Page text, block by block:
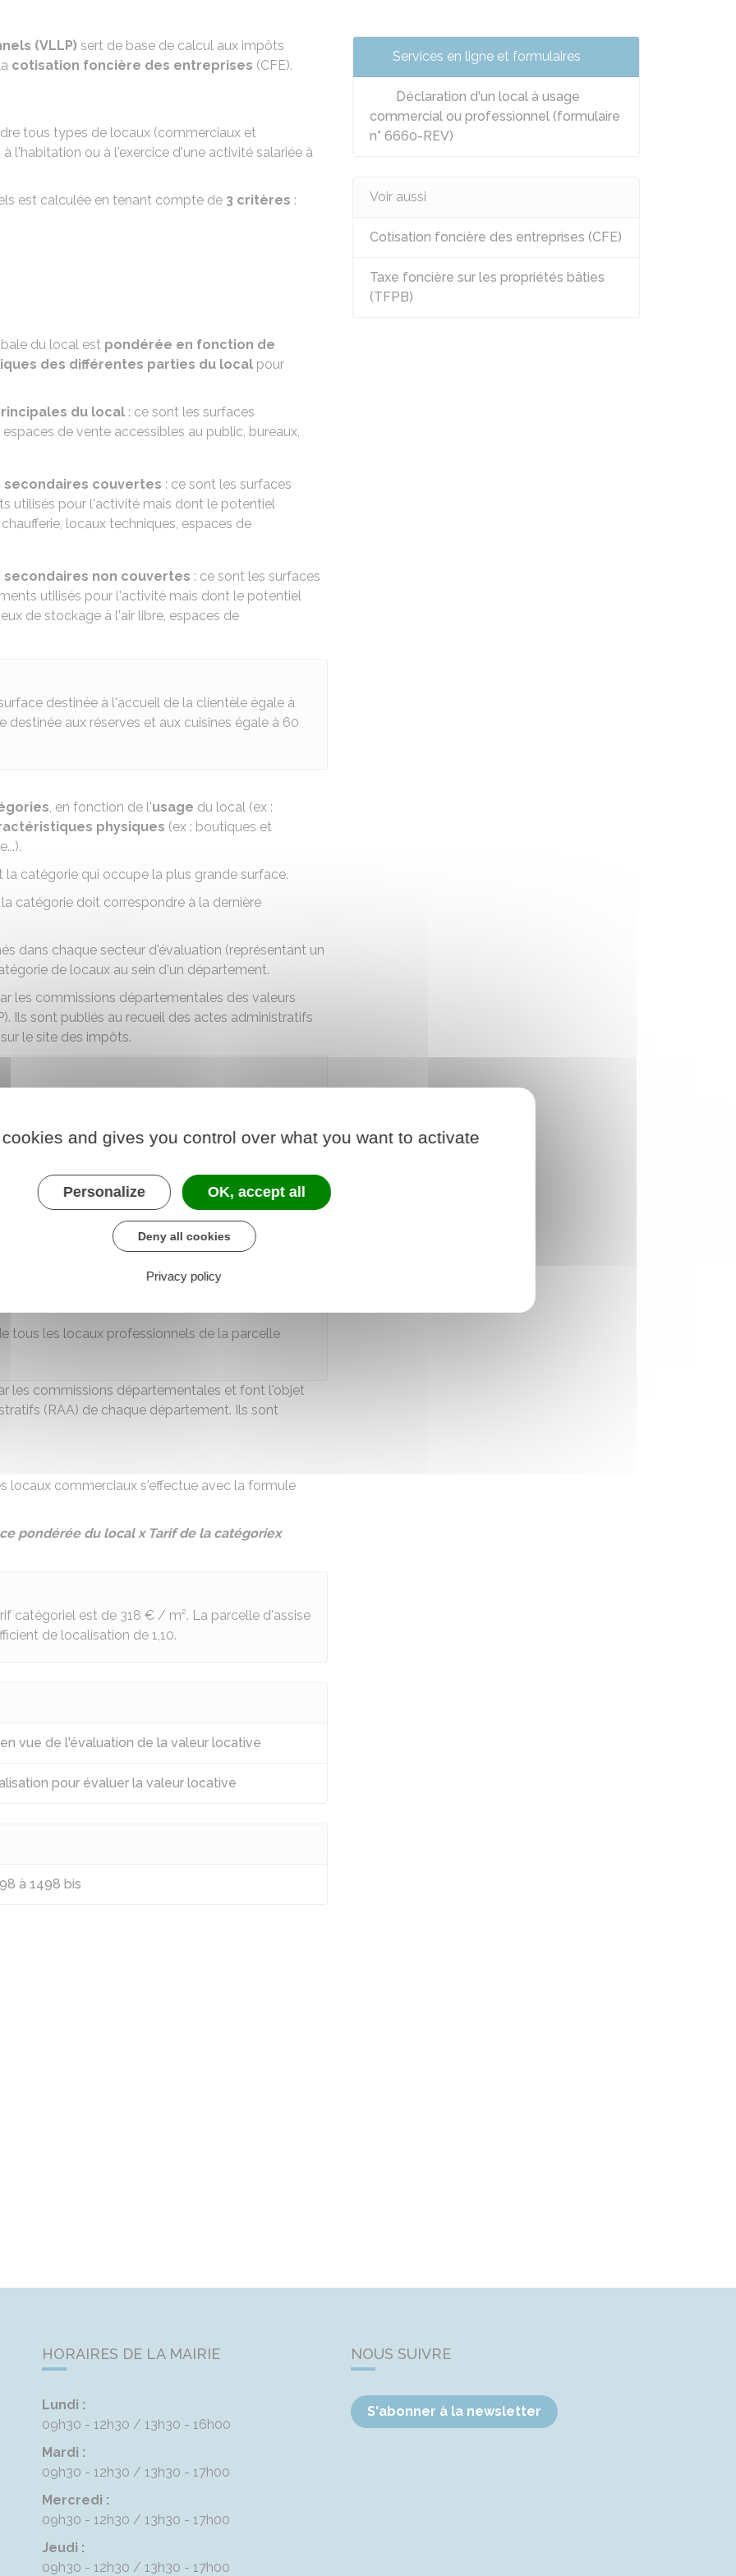
(VLLP) sert de base de calcul aux impôts
cotisation foncière des entreprises (CFE).
tous types de locaux (commerciaux et
l'habitation ou à l'exercice d'une activité salariée à
est calculée en tenant compte de 3 critères :
du local est pondérée en fonction de
des différentes parties du local pour
du local : ce sont les surfaces
de vente accessibles au public, bureaux,
secondaires couvertes : ce sont les surfaces
utilisés pour l'activité mais dont le potentiel
locaux techniques, espaces de
secondaires non couvertes : ce sont les surfaces
utilisés pour l'activité mais dont le potentiel
de stockage à l'air libre, espaces de
destinée à l'accueil de la clientèle égale à
destinée aux réserves et aux cuisines égale à 60
, en fonction de l'usage du local (ex :
physiques (ex : boutiques et
catégorie qui occupe la plus grande surface.
la catégorie doit correspondre à la dernière
dans chaque secteur d'évaluation (représentant un
de locaux au sein d'un département.
les commissions départementales des valeurs
Ils sont publiés au recueil des actes administratifs
le site des impôts.
la valeur locative (ex : changement de
être communiquée à l'administration fiscale,
REV.
compte de la situation géographiquedu local
baisse.
valeurs
comprises entre 0.70 et 1.30
de chacun des locaux professionnels.
tous les locaux professionnels de la parcelle
les commissions départementales et font l'objet
(RAA) de chaque département. Ils sont
locaux commerciaux s'effectue avec la formule
pondérée du local x Tarif de la catégoriex
catégoriel est de 318 € / m². La parcelle d'assise
de localisation de 1,10.
vue de l'évaluation de la valeur locative
pour évaluer la valeur locative
à 1498 bis
Services en ligne et formulaires
Déclaration d'un local à usage
commercial ou professionnel (formulaire
n° 6660-REV)
Voir aussi
Cotisation foncière des entreprises (CFE)
Taxe foncière sur les propriétés bâties
(TFPB)
HORAIRES DE LA MAIRIE
Lundi :
09h30 - 12h30
13h30 - 16h00
Mardi :
09h30 - 12h30
13h30 - 17h00
Mercredi :
09h30 - 12h30
13h30 - 17h00
Jeudi :
09h30 - 12h30
13h30 - 17h00
NOUS SUIVRE
S'abonner à la newsletter
and gives you control over what you want to activate
Personalize OK, accept all
Deny all cookies
Privacy policy